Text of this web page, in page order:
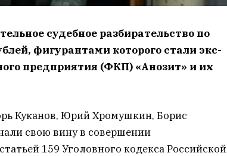
судебное разбирательство по
фигурантами которого стали экс-
предприятия (ФКП) «Анозит» и их
Куканов, Юрий Хромушкин, Борис
свою вину в совершении
159 Уголовного кодекса Российской